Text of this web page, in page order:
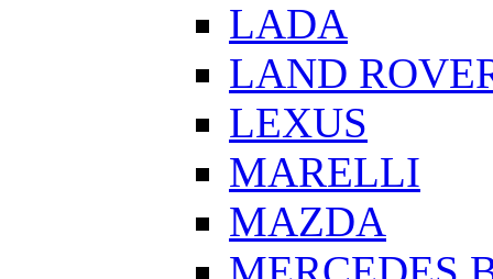
LADA
LAND
LEXUS
MARELLI
MAZDA